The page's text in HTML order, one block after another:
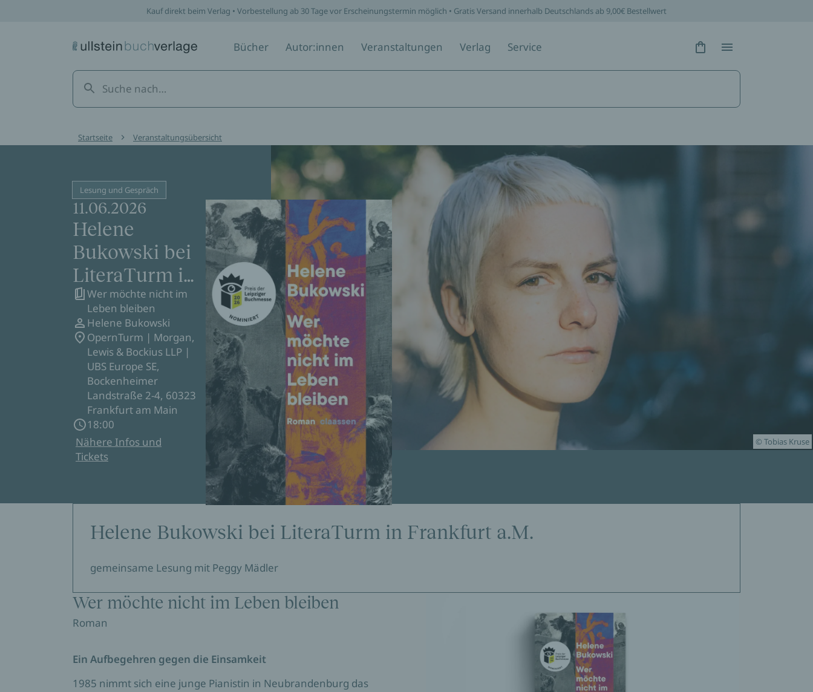
Kauf direkt beim Verlag • Vorbestellung ab 30 Tage vor Erscheinungstermin möglich • Gratis Versand innerhalb Deutschlands ab 9,00€ Bestellwert
Bücher Autor:innen Veranstaltungen Verlag Service Hidden Text
Hidden Text
Startseite Veranstaltungsübersicht
© Tobias Kruse
Lesung und Gespräch
11.06.2026
Helene
Bukowski bei
LiteraTurm in
Frankfurt
a.M.
Wer möchte nicht im
Leben bleiben
Helene Bukowski
OpernTurm | Morgan,
Lewis & Bockius LLP |
UBS Europe SE,
Bockenheimer
Landstraße 2-4, 60323
Frankfurt am Main
18:00
Nähere Infos und
Tickets
Helene Bukowski bei LiteraTurm in Frankfurt a.M.
gemeinsame Lesung mit Peggy Mädler
Wer möchte nicht im Leben bleiben
Roman
Ein Aufbegehren gegen die Einsamkeit
1985 nimmt sich eine junge Pianistin in Neubrandenburg das